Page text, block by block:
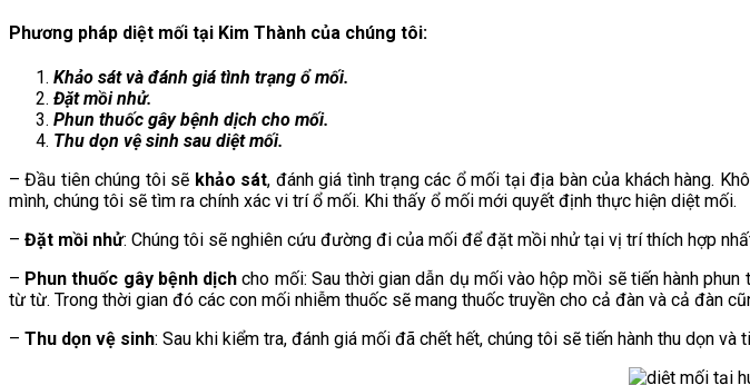
Phương pháp diệt mối tại Kim Thành của chúng tôi:
Khảo sát và đánh giá tình trạng ổ mối.
Đặt mồi nhử.
Phun thuốc gây bệnh dịch cho mối.
Thu dọn vệ sinh sau diệt mối.
– Đầu tiên chúng tôi sẽ khảo sát, đánh giá tình trạng các ổ mối tại địa bàn của khách hàng.
mình, chúng tôi sẽ tìm ra chính xác vi trí ổ mối. Khi thấy ổ mối mới quyết định thực hiện diệt mối.
– Đặt mồi nhử: Chúng tôi sẽ nghiên cứu đường đi của mối để đặt mồi nhử tại vị trí thích hợp
– Phun thuốc gây bệnh dịch cho mối: Sau thời gian dẫn dụ mối vào hộp mồi sẽ tiến hành
từ từ. Trong thời gian đó các con mối nhiễm thuốc sẽ mang thuốc truyền cho cả đàn và cả đàn
– Thu dọn vệ sinh: Sau khi kiểm tra, đánh giá mối đã chết hết, chúng tôi sẽ tiến hành thu dọn